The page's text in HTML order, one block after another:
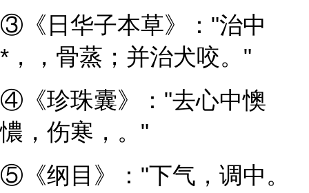
③《日华子本草》："治中
*，，骨蒸；并治犬咬。"
④《珍珠囊》："去心中懊
憹，伤寒，。"
⑤《纲目》："下气，调中。